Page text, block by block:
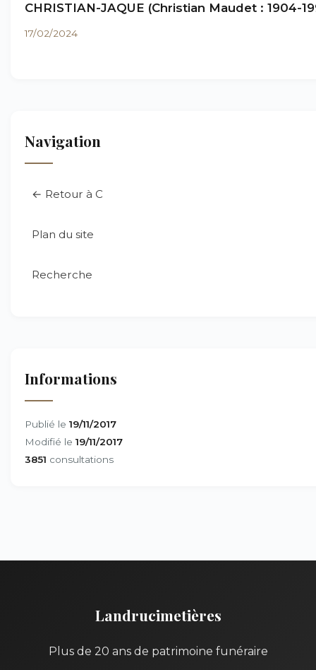
CHRISTIAN-JAQUE (Christian Maudet : 1904-
17/02/2024
Navigation
← Retour à C
Plan du site
Recherche
Informations
Publié le 19/11/2017
Modifié le 19/11/2017
3851 consultations
Landrucimetières
Plus de 20 ans de patrimoine funéraire